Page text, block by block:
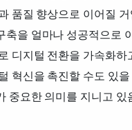
품질 향상으로 이어질 거
을 얼마나 성공적으로
디지털 전환을 가속화하
혁신을 촉진할 수도 있을
중요한 의미를 지니고 있